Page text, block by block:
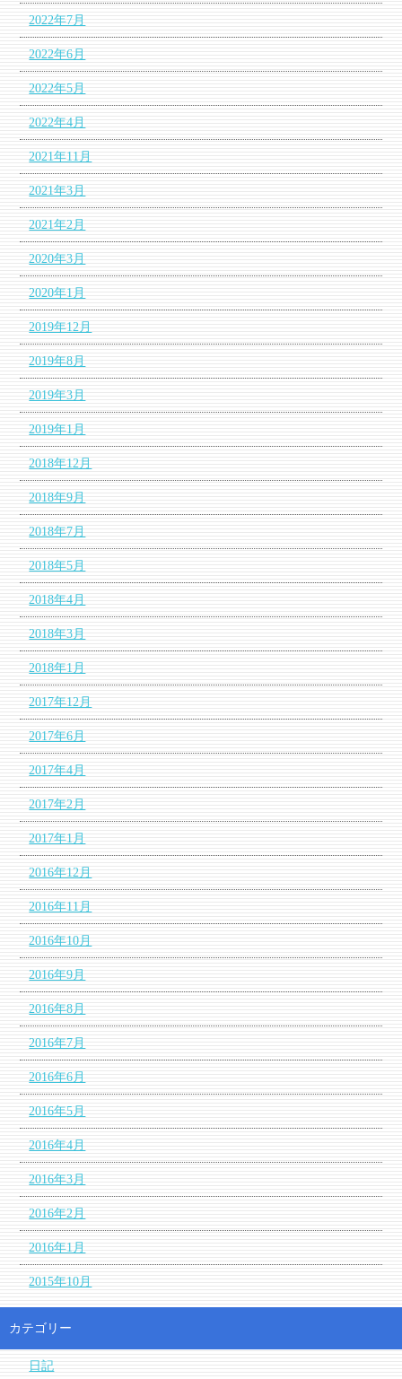
2022年7月
2022年6月
2022年5月
2022年4月
2021年11月
2021年3月
2021年2月
2020年3月
2020年1月
2019年12月
2019年8月
2019年3月
2019年1月
2018年12月
2018年9月
2018年7月
2018年5月
2018年4月
2018年3月
2018年1月
2017年12月
2017年6月
2017年4月
2017年2月
2017年1月
2016年12月
2016年11月
2016年10月
2016年9月
2016年8月
2016年7月
2016年6月
2016年5月
2016年4月
2016年3月
2016年2月
2016年1月
2015年10月
カテゴリー
日記